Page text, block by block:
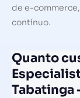
de e-
contínuo.
Quanto
Tabatinga